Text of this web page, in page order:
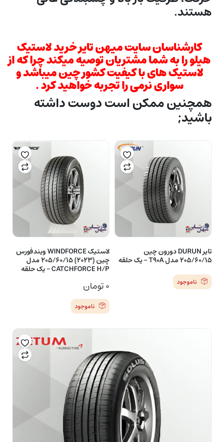
هستند.
کارشناسان سایت میهن تایر خرید لاستیک
هیلو را به شما مشتریان توصیه میکند چرا که از
لاستیک های با کیفیت کشور چین میباشد و
سواری نرمی را تجربه خواهید کرد .
همچنین ممکن است دوست داشته
باشید;
تایر DURUN دورون چین
205/60/15 مدل T90A – یک حلقه
ناموجود
لاستیک WINDFORCE ویندفورس
چین (2023) 205/60/15 مدل
CATCHFORCE H/P – یک حلقه
۰تومان
ناموجود